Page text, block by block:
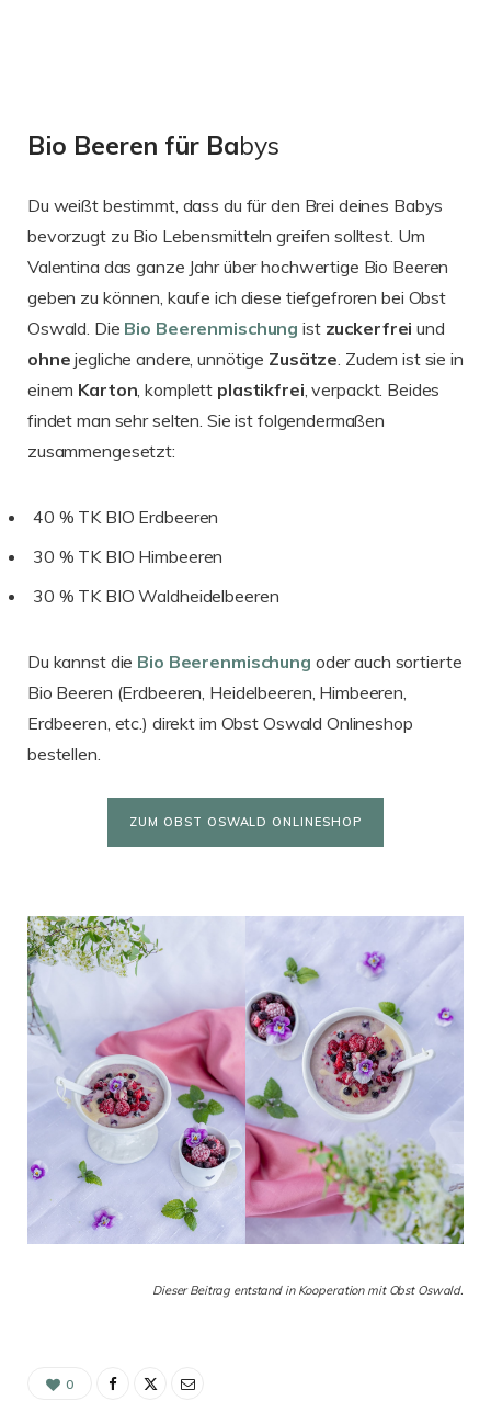
Bio Beeren für Babys
Du weißt bestimmt, dass du für den Brei deines Babys
bevorzugt zu Bio Lebensmitteln greifen solltest. Um
Valentina das ganze Jahr über hochwertige Bio Beeren
geben zu können, kaufe ich diese tiefgefroren bei Obst
Oswald. Die Bio Beerenmischung ist zuckerfrei und
ohne jegliche andere, unnötige Zusätze. Zudem ist sie in
einem Karton, komplett plastikfrei, verpackt. Beides
findet man sehr selten. Sie ist folgendermaßen
zusammengesetzt:
40 % TK BIO Erdbeeren
30 % TK BIO Himbeeren
30 % TK BIO Waldheidelbeeren
Du kannst die Bio Beerenmischung oder auch sortierte
Bio Beeren (Erdbeeren, Heidelbeeren, Himbeeren,
Erdbeeren, etc.) direkt im Obst Oswald Onlineshop
bestellen.
ZUM OBST OSWALD ONLINESHOP
Dieser Beitrag entstand in Kooperation mit Obst Oswald.
0